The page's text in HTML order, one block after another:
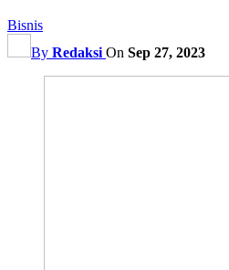
Bisnis
By Redaksi On Sep 27, 2023